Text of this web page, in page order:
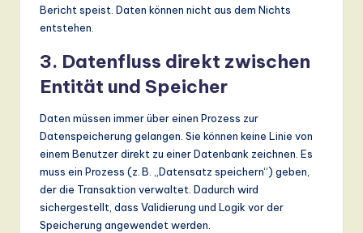
Bericht speist. Daten können nicht aus dem Nichts
entstehen.
3. Datenfluss direkt zwischen
Entität und Speicher
Daten müssen immer über einen Prozess zur
Datenspeicherung gelangen. Sie können keine Linie von
einem Benutzer direkt zu einer Datenbank zeichnen. Es
muss ein Prozess (z. B. „Datensatz speichern“) geben,
der die Transaktion verwaltet. Dadurch wird
sichergestellt, dass Validierung und Logik vor der
Speicherung angewendet werden.